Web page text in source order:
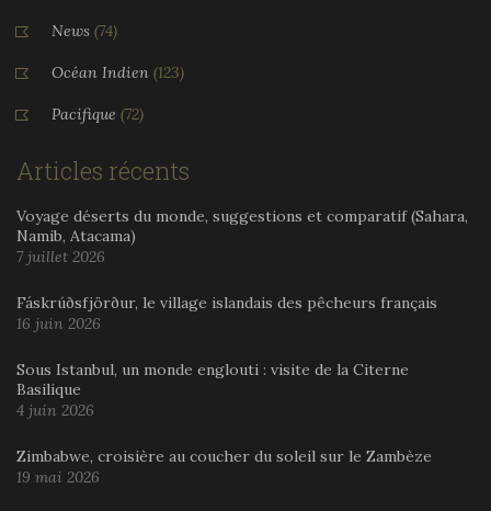
News (74)
Océan Indien (123)
Pacifique (72)
Articles récents
Voyage déserts du monde, suggestions et comparatif (Sahara,
Namib, Atacama)
7 juillet 2026
Fáskrúðsfjörður, le village islandais des pêcheurs français
16 juin 2026
Sous Istanbul, un monde englouti : visite de la Citerne
Basilique
4 juin 2026
Zimbabwe, croisière au coucher du soleil sur le Zambèze
19 mai 2026